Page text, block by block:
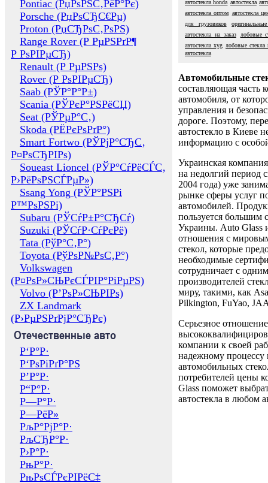
Pontiac (РџРѕРЅС‚РёР°Рє)
Porsche (РџРѕСЂС€Рµ)
Proton (РџСЂРѕС‚РѕРЅ)
Range Rover (Р РµРЅРґР¶
Р РѕРІРµСЂ)
Renault (Р РµРЅРѕ)
Rover (Р РѕРІРµСЂ)
Saab (РЎР°Р°Р±)
Scania (РЎРєР°РЅРёСЏ)
Seat (РЎРµР°С‚)
Skoda (РЁРєРѕРґР°)
Smart Fortwo (РЎРјР°СЂС‚
Р¤РѕСЂРІРѕ)
Soueast Lioncel (РЎР°СѓРёСЃС‚
Р›РёРѕРЅСЃРµР»)
Ssang Yong (РЎР°РЅРі
Р™РѕРЅРі)
Subaru (РЎСѓР±Р°СЂСѓ)
Suzuki (РЎСѓР·СѓРєРё)
Tata (РўР°С‚Р°)
Toyota (РўРѕР№РѕС‚Р°)
Volkswagen
(Р¤РѕР»СЊРєСЃРІР°РіРµРЅ)
Volvo (Р’РѕР»СЊРІРѕ)
ZX Landmark
(Р›РµРЅРґРјР°СЂРє)
Отечественные авто
Р‘Р°Р·
Р‘РѕРіРґР°РЅ
Р’Р°Р·
Р“Р°Р·
Р—Р°Р·
Р—РёР»
РљР°РјР°Р·
РљСЂР°Р·
Р›Р°Р·
РњР°Р·
РњРѕСЃРєРІРёС‡
автостекла honda автостекла
автостекла оптом автостекла
для грузовиков
автостекла на заказ
лобовые
автостекла xyg лобовые стекла
автостекла
Автомобильные
составляющая часть
автомобиля, от
управления и
дороге. Поэтому,
автостекло в Киеве
информацию с
Украинская
на недолгий период
2004 года) уже
рынке сферы услуг
автомобилей.
пользуется большим
Украины. Auto Glass
отношения с
стекол, которые
необходимые
сотрудничает с
производителей
миру, такими, как
Pilkington, FuYao,
Серьезное отношение
компании к своей
надежному процессу
автомобильных
потребителей цены
Glass поможет
автостекла в любом